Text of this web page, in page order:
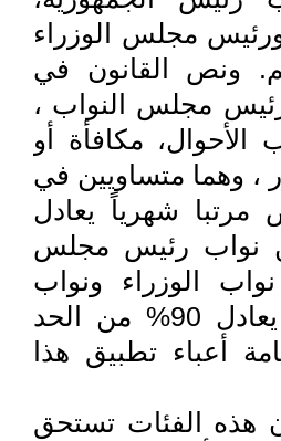
مجلس الوزراء
ونص القانون في
مجلس النواب ،
مكافأة أو
، وهما متساويين في
مرتبا شهرياً يعادل
نواب رئيس مجلس
الوزراء ونواب
المحافظين فيتقاضون مرتباً شهرياً يعادل 90% من الحد
أعباء تطبيق هذا
هذه الفئات تستحق